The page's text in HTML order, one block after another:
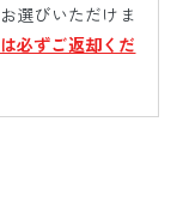
選びいただけま
必ずご返却くだ